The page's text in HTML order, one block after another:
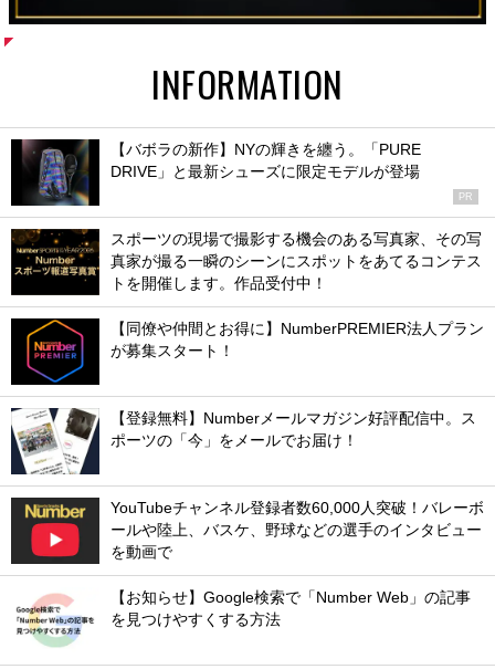
INFORMATION
【バボラの新作】NYの輝きを纏う。「PURE
DRIVE」と最新シューズに限定モデルが登場
PR
スポーツの現場で撮影する機会のある写真家、その写
真家が撮る一瞬のシーンにスポットをあてるコンテス
トを開催します。作品受付中！
【同僚や仲間とお得に】NumberPREMIER法人プラン
が募集スタート！
【登録無料】Numberメールマガジン好評配信中。ス
ポーツの「今」をメールでお届け！
YouTubeチャンネル登録者数60,000人突破！バレーボ
ールや陸上、バスケ、野球などの選手のインタビュー
を動画で
【お知らせ】Google検索で「Number Web」の記事
を見つけやすくする方法